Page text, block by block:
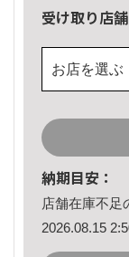
受け取り店舗
お店を選ぶ
納期目安：
店舗在庫不足
2026.08.15